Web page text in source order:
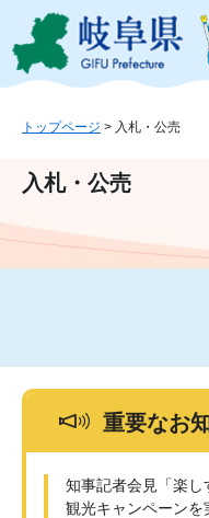
ジ
ュ
文
こ
トップページ > 入札・公売
入札・公売
重要なお
知事記者会見「楽し
観光キャンペーンを